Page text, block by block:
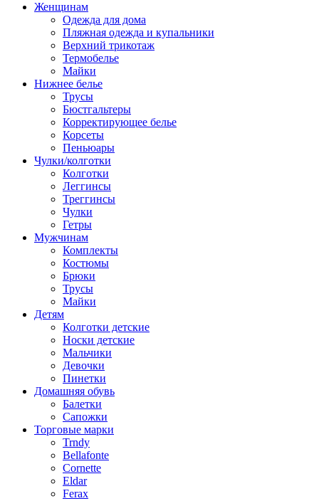
Женщинам
Одежда для дома
Пляжная одежда и купальники
Верхний трикотаж
Термобелье
Майки
Нижнее белье
Трусы
Бюстгальтеры
Корректирующее белье
Корсеты
Пеньюары
Чулки/колготки
Колготки
Леггинсы
Треггинсы
Чулки
Гетры
Мужчинам
Комплекты
Костюмы
Брюки
Трусы
Майки
Детям
Колготки детские
Носки детские
Мальчики
Девочки
Пинетки
Домашняя обувь
Балетки
Сапожки
Торговые марки
Trndy
Bellafonte
Cornette
Eldar
Ferax